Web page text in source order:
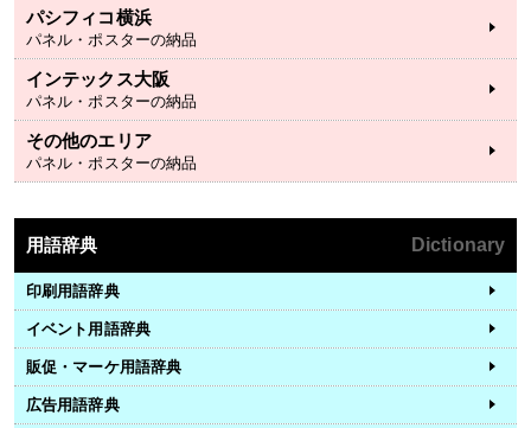
パシフィコ横浜
パネル・ポスターの納品
インテックス大阪
パネル・ポスターの納品
その他のエリア
パネル・ポスターの納品
用語辞典 Dictionary
印刷用語辞典
イベント用語辞典
販促・マーケ用語辞典
広告用語辞典